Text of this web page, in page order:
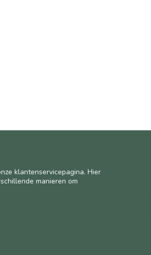
klantenservicepagina. Hier
manieren om